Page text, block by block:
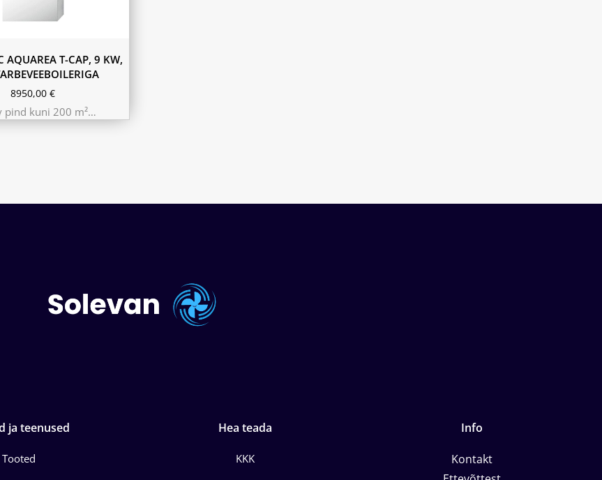
AQUAREA T-CAP, 9 KW,
8950,00€
pind kuni 200 m²…
ja teenused
Tooted
Hea teada
KKK
Info
Kontakt